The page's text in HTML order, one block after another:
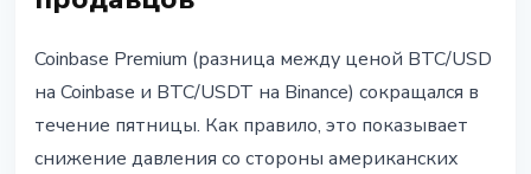
Coinbase Premium (разница между ценой BTC/USD
на Coinbase и BTC/USDT на Binance) сокращался в
течение пятницы. Как правило, это показывает
снижение давления со стороны американских